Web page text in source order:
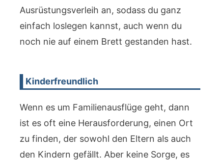
Ausrüstungsverleih an, sodass du ganz
einfach loslegen kannst, auch wenn du
noch nie auf einem Brett gestanden hast.
Kinderfreundlich
Wenn es um Familienausflüge geht, dann
ist es oft eine Herausforderung, einen Ort
zu finden, der sowohl den Eltern als auch
den Kindern gefällt. Aber keine Sorge, es